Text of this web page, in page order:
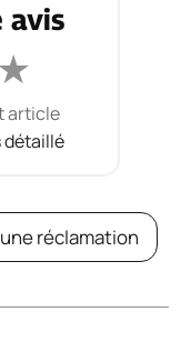
avis
★
article
détaillé
réclamation